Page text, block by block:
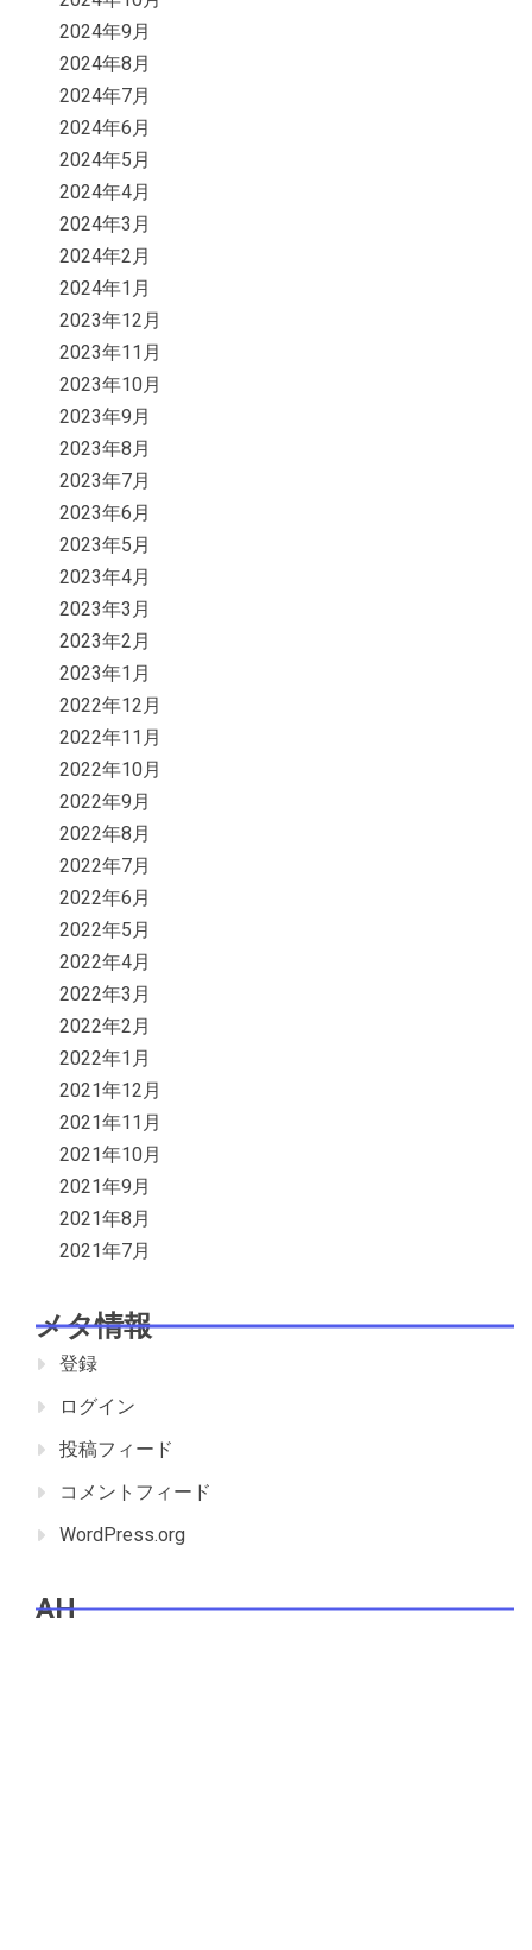
2024年9月
2024年8月
2024年7月
2024年6月
2024年5月
2024年4月
2024年3月
2024年2月
2024年1月
2023年12月
2023年11月
2023年10月
2023年9月
2023年8月
2023年7月
2023年6月
2023年5月
2023年4月
2023年3月
2023年2月
2023年1月
2022年12月
2022年11月
2022年10月
2022年9月
2022年8月
2022年7月
2022年6月
2022年5月
2022年4月
2022年3月
2022年2月
2022年1月
2021年12月
2021年11月
2021年10月
2021年9月
2021年8月
2021年7月
メタ情報
登録
ログイン
投稿フィード
コメントフィード
WordPress.org
AH